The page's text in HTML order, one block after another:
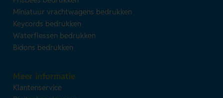
Miniatuur vrachtwagens bedrukken
Keycords bedrukken
Waterflessen bedrukken
Bidons bedrukken
Meer informatie
Klantenservice